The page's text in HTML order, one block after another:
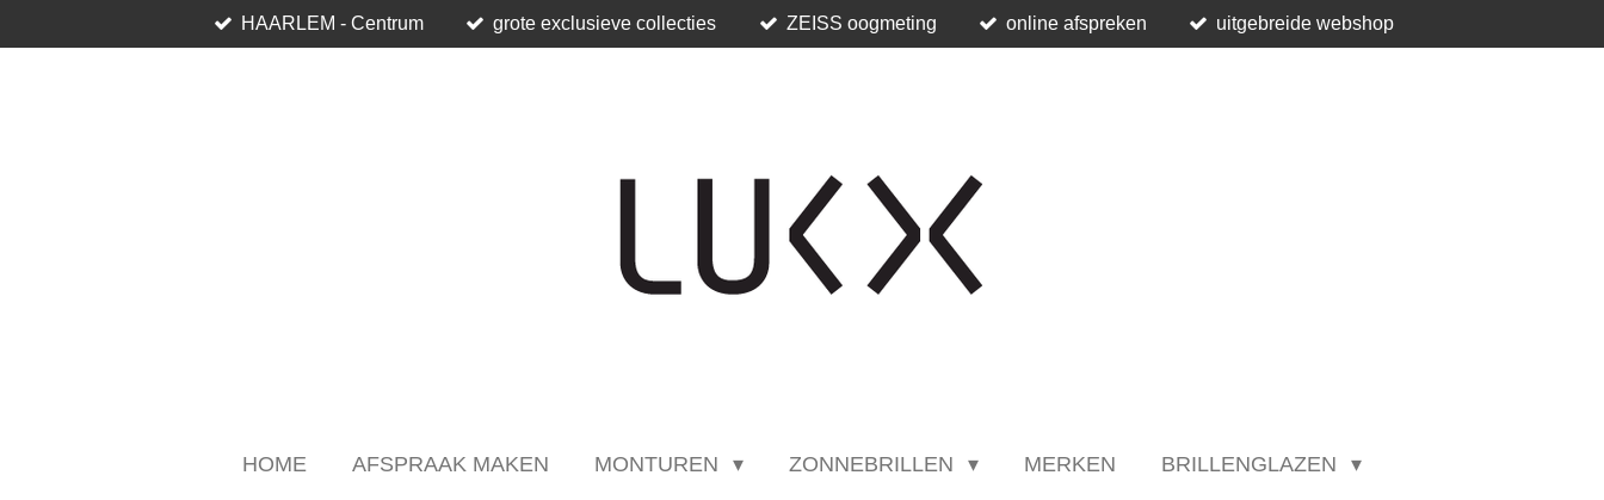
direct
HAARLEM - Centrum grote exclusieve collecties ZEISS oogmeting online afspreken uitgebreide webshop
HOME AFSPRAAK MAKEN MONTUREN ZONNEBRILLEN MERKEN BRILLENGLAZEN